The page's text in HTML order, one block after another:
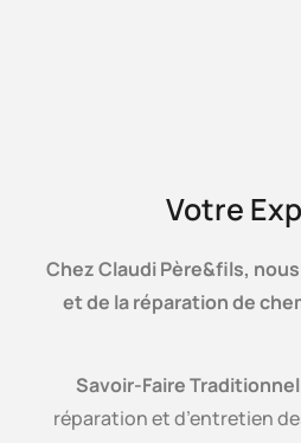
Votre
Chez Claudi Père&fils,
et de la réparation de
Savoir-Faire
réparation et d’entretien